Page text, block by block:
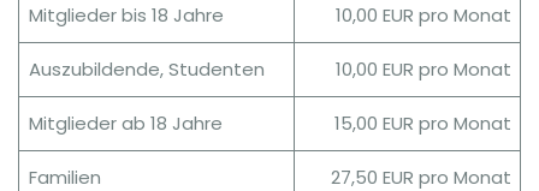
Mitglieder bis 18 Jahre 10,00 EUR pro Monat
Auszubildende, Studenten 10,00 EUR pro Monat
Mitglieder ab 18 Jahre 15,00 EUR pro Monat
Familien 27,50 EUR pro Monat